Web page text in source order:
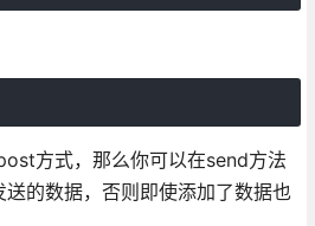
方式，那么你可以在send方法
的数据，否则即使添加了数据也